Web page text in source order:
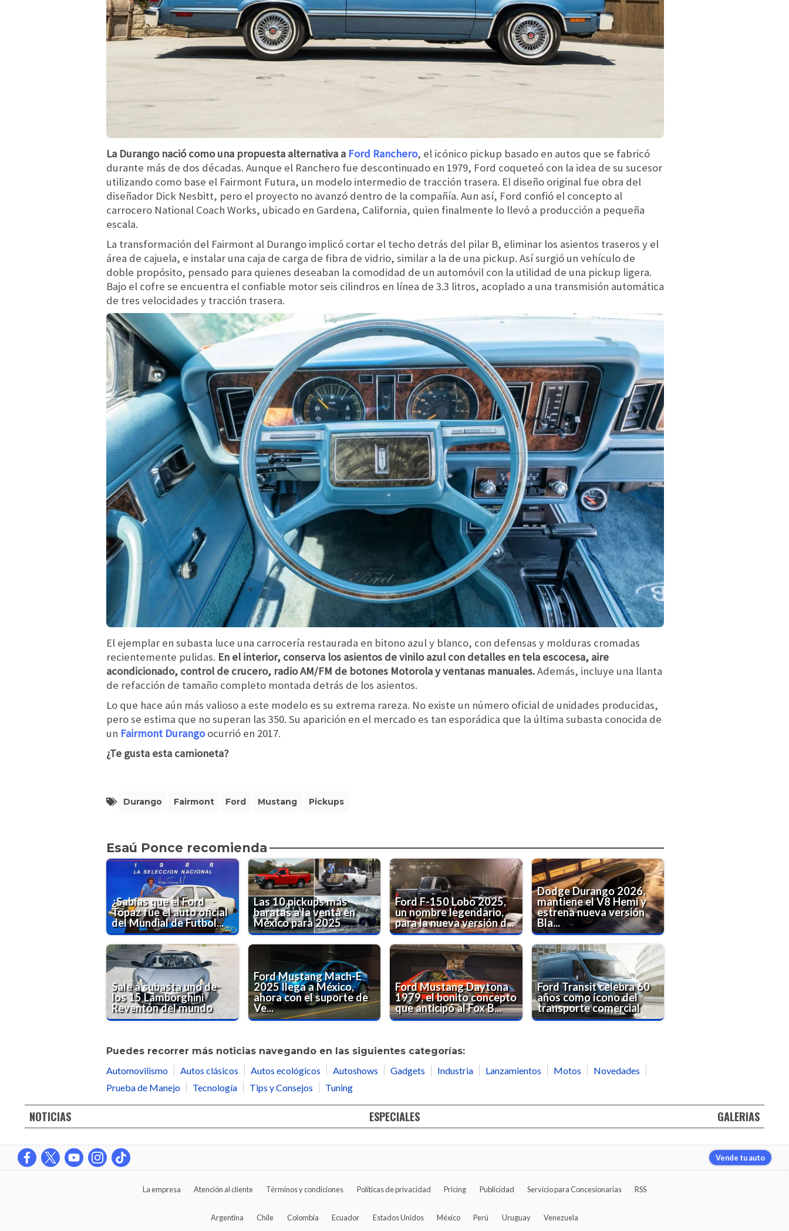
La Durango nació como una propuesta alternativa a Ford Ranchero, el icónico pickup basado en autos que se fabricó
durante más de dos décadas. Aunque el Ranchero fue descontinuado en 1979, Ford coqueteó con la idea de su sucesor
utilizando como base el Fairmont Futura, un modelo intermedio de tracción trasera. El diseño original fue obra del
diseñador Dick Nesbitt, pero el proyecto no avanzó dentro de la compañía. Aun así, Ford confió el concepto al
carrocero National Coach Works, ubicado en Gardena, California, quien finalmente lo llevó a producción a pequeña
escala.
La transformación del Fairmont al Durango implicó cortar el techo detrás del pilar B, eliminar los asientos traseros y el
área de cajuela, e instalar una caja de carga de fibra de vidrio, similar a la de una pickup. Así surgió un vehículo de
doble propósito, pensado para quienes deseaban la comodidad de un automóvil con la utilidad de una pickup ligera.
Bajo el cofre se encuentra el confiable motor seis cilindros en línea de 3.3 litros, acoplado a una transmisión automática
de tres velocidades y tracción trasera.
El ejemplar en subasta luce una carrocería restaurada en bitono azul y blanco, con defensas y molduras cromadas
recientemente pulidas. En el interior, conserva los asientos de vinilo azul con detalles en tela escocesa, aire
acondicionado, control de crucero, radio AM/FM de botones Motorola y ventanas manuales.Además, incluye una llanta
de refacción de tamaño completo montada detrás de los asientos.
Lo que hace aún más valioso a este modelo es su extrema rareza. No existe un número oficial de unidades producidas,
pero se estima que no superan las 350. Su aparición en el mercado es tan esporádica que la última subasta conocida de
un Fairmont Durangoocurrió en 2017.
¿Te gusta esta camioneta?
Durango Fairmont Ford Mustang Pickups
Esaú Ponce recomienda
¿Sabías que el Ford
Topaz fue el auto oficial
del Mundial de Futbol...
Las 10 pickups más
baratas a la venta en
México para 2025
Ford F-150 Lobo 2025,
un nombre legendario,
para la nueva versión d...
Dodge Durango 2026,
mantiene el V8 Hemi y
estrena nueva versión
Bla...
Sale a subasta uno de
los 15 Lamborghini
Reventón del mundo
Ford Mustang Mach-E
2025 llega a México,
ahora con el suporte de
Ve...
Ford Mustang Daytona
1979, el bonito concepto
que anticipó al Fox B...
Ford Transit celebra 60
años como ícono del
transporte comercial
Puedes recorrer más noticias navegando en las siguientes categorías:
Automovilismo
Autos clásicos Autos ecológicos Autoshows Gadgets Industria Lanzamientos Motos
Novedades
Prueba de Manejo
Tecnología Tips y Consejos Tuning
NOTICIAS ESPECIALES GALERIAS
Vende tu auto
La empresa Atención al cliente Términos y condiciones Políticas de privacidad Pricing Publicidad Servicio para Concesionarias RSS
Argentina Chile Colombia Ecuador Estados Unidos México Perú Uruguay Venezuela